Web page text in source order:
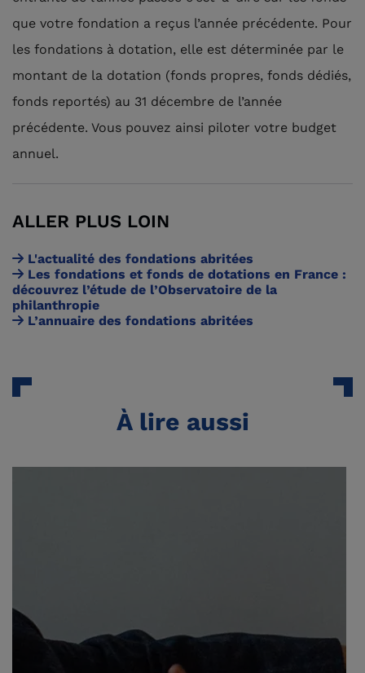
que votre fondation a reçus l’année précédente. Pour
les fondations à dotation, elle est déterminée par le
montant de la dotation (fonds propres, fonds dédiés,
fonds reportés) au 31 décembre de l’année
précédente. Vous pouvez ainsi piloter votre budget
annuel.
ALLER PLUS LOIN
L'actualité des fondations abritées
Les fondations et fonds de dotations en France :
découvrez l’étude de l’Observatoire de la
philanthropie
L’annuaire des fondations abritées
À lire aussi